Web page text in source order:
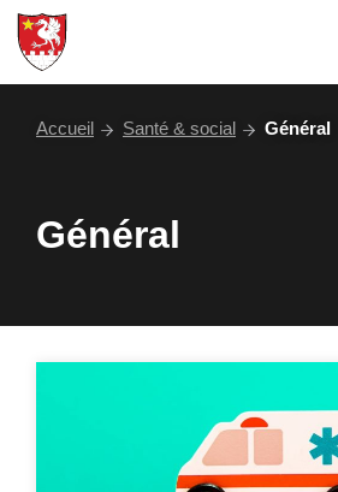
Aller
au
contenu
Accueil Santé & social Général
Général